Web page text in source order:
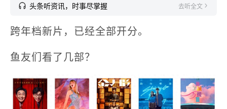
头条听资讯，时事尽掌握 去听全文
跨年档新片，已经全部开分。
鱼友们看了几部？